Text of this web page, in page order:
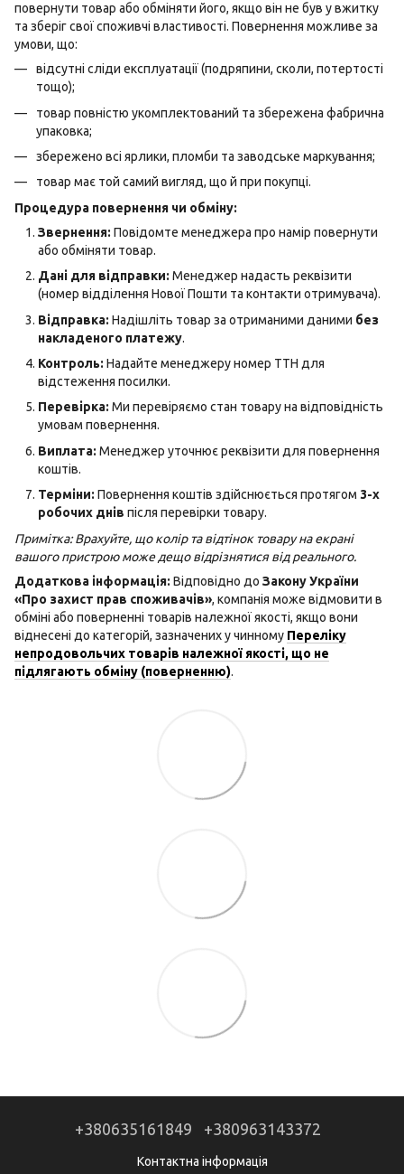
повернути товар або обміняти його, якщо він не був у вжитку
та зберіг свої споживчі властивості. Повернення можливе за
умови, що:
відсутні сліди експлуатації (подряпини, сколи, потертості
тощо);
товар повністю укомплектований та збережена фабрична
упаковка;
збережено всі ярлики, пломби та заводське маркування;
товар має той самий вигляд, що й при покупці.
Процедура повернення чи обміну:
Звернення: Повідомте менеджера про намір повернути
або обміняти товар.
Дані для відправки: Менеджер надасть реквізити
(номер відділення Нової Пошти та контакти отримувача).
Відправка: Надішліть товар за отриманими даними без
накладеного платежу.
Контроль: Надайте менеджеру номер ТТН для
відстеження посилки.
Перевірка: Ми перевіряємо стан товару на відповідність
умовам повернення.
Виплата: Менеджер уточнює реквізити для повернення
коштів.
Терміни: Повернення коштів здійснюється протягом 3-х
робочих днів після перевірки товару.
Примітка: Врахуйте, що колір та відтінок товару на екрані
вашого пристрою може дещо відрізнятися від реального.
Додаткова інформація: Відповідно до Закону України
«Про захист прав споживачів», компанія може відмовити в
обміні або поверненні товарів належної якості, якщо вони
віднесені до категорій, зазначених у чинному Переліку
непродовольчих товарів належної якості, що не
підлягають обміну (поверненню).
+380635161849 +380963143372
Контактна інформація